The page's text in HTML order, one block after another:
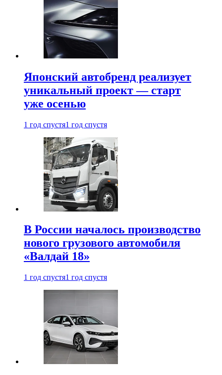
Японский автобренд реализует
уникальный проект — старт
уже осенью
1 год спустя1 год спустя
В России началось производство
нового грузового автомобиля
«Валдай 18»
1 год спустя1 год спустя